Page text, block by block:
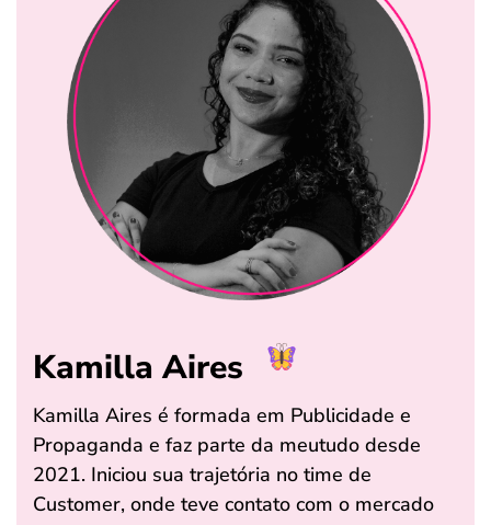
Kamilla Aires
Kamilla Aires é formada em Publicidade e
Propaganda e faz parte da meutudo desde
2021. Iniciou sua trajetória no time de
Customer, onde teve contato com o mercado